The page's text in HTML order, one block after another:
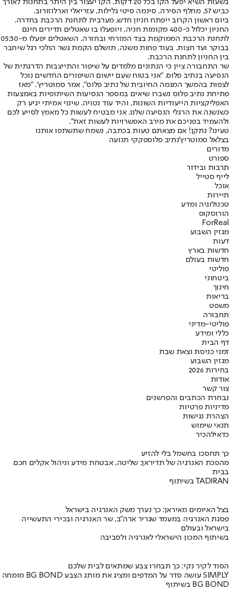
בשעות השיא יפעל הקו בכל 20 דקות. הקו יעצור בין היתר בתחנות לאורך
כביש 57, מחלף הסירה, סינמה סיטי גלילות, עזריאלי וארלוזורוב.
ביום ראשון הקרוב ייפתח חניון חדש, מערבית לתחנת הרכבת בחדרה.
החניון יכלול כ-400 מקומות חניה, ויופעלו בו שאטלים תדירים חינם
לתחנת הרכבת הממוקמת בצד המזרחי ובחזרה. השאטלים יפעלו מ-05:30
בבוקר ועד חצות. בעוד פחות משנה, תושלם הקמת גשר הולכי רגל שיחבר
בין החניון לתחנת הרכבת.
שר התחבורה ציין כי הנתונים מלמדים על שיפור והתייצבות הדרגתית של
הנסיעה בנתיב פלוס. "אני בטוח שעם יישום השיפורים החדשים נוכל
לצפות בהמשך המגמה החיובית של נתיב פלוס", אמר סמוטריץ'. "מאז
פתיחת נתיב פלוס נשברו שיאים במספר הנסיעות השיתופיות באמצעות
האפליקציות הייעודיות השונות, והיד עוד נטויה. שינוי אמיתי יגיע רק
כשנשנה את הרגלי הנסיעה שלנו. אני מבטיח לעשות כל מאמץ לסייע לכם
ולהעמיד בפניכם את מירב האפשרויות לעשות זאת".
טעינו? נתקן! אם מצאתם טעות בכתבה, נשמח שתשתפו אותנו
בצלאל סמוטריץ'נתיב פלוספקקי תנועה
מדורים
ספורט
תרבות ובידור
לייף סטייל
אוכל
תיירות
טכנולוגיה ומדע
הורוסקופ
ForReal
מגזין השבוע
דעות
חדשות בארץ
חדשות בעולם
פוליטי
ביטחוני
חינוך
בריאות
משפט
תחבורה
פוליטי-מדיני
כללי ומידע
דף הבית
זמני כניסת וצאת שבת
מגזין השבוע
בחירות 2026
אודות
צור קשר
נבחרת הכתבים והפרשנים
מדיניות פרטיות
הצהרת נגישות
תנאי שימוש
כדאילהכיר
כך תחסכו בחשמל בלי להזיע
מהפכת האנרגיה של תדיראן: שליטה, אבטחת מידע וניהול אקלים חכם
בבית
בשיתוף TADIRAN
בצל האיומים מאיראן: כך נערך משק האנרגיה בישראל
פסגת האנרגיה במעמד שגריר ארה"ב, שר האנרגיה ובכירי התעשייה
בישראל ובעולם
בשיתוף המכון הישראלי לאנרגיה ולסביבה
הסוד לקיר נקי: כך תבחרו צבע שמתאים לבית שלכם
מומחה BG BOND עושה סדר על המדפים ומציג את מותג הצבע SIMPLY
בשיתוף BG BOND